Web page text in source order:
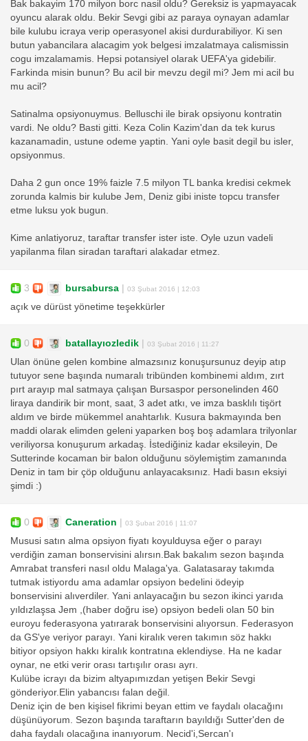
Bak bakayim 170 milyon borc nasil oldu? Gereksiz is yapmayacak
oyuncu alarak oldu. Bekir Sevgi gibi az paraya oynayan adamlar
bile kulubu icraya verip operasyonel akisi durdurabiliyor. Ki sen
butun yabancilara alacagim yok belgesi imzalatmaya calismissin
cogu imzalamamis. Hepsi potansiyel olarak UEFA'ya gidebilir.
Farkinda misin bunun? Bu acil bir mevzu degil mi? Jem mi acil bu
mu acil?
Satinalma opsiyonuymus. Belluschi ile birak opsiyonu kontratin
vardi. Ne oldu? Basti gitti. Keza Colin Kazim'dan da tek kurus
kazanamadin, ustune odeme yaptin. Yani oyle basit degil bu isler,
opsiyonmus.
Daha 2 gun once 19% faizle 7.5 milyon TL banka kredisi cekmek
zorunda kalmis bir kulube Jem, Deniz gibi iniste topcu transfer
etme luksu yok bugun.
Kime anlatiyoruz, taraftar transfer ister iste. Oyle uzun vadeli
yapilanma filan siradan taraftari alakadar etmez.
3 bursabursa 03 Şubat 2016 | 12:03
açık ve dürüst yönetime teşekkürler
0 batallayıozledik 03 Şubat 2016 | 11:27
Ulan önüne gelen kombine almazsınız konuşursunuz deyip atıp
tutuyor sene başında numaralı tribünden kombinemi aldım, zırt
pırt arayıp mal satmaya çalışan Bursaspor personelinden 460
liraya dandirik bir mont, saat, 3 adet atkı, ve imza basklılı tişört
aldım ve birde mükemmel anahtarlık. Kusura bakmayında ben
maddi olarak elimden geleni yaparken boş boş adamlara trilyonlar
veriliyorsa konuşurum arkadaş. İstediğiniz kadar eksileyin, De
Sutterinde kocaman bir balon olduğunu söylemiştim zamanında
Deniz in tam bir çöp olduğunu anlayacaksınız. Hadi basın eksiyi
şimdi :)
0 Caneration 03 Şubat 2016 | 11:07
Mususi satın alma opsiyon fiyatı koyulduysa eğer o parayı
verdiğin zaman bonservisini alırsın.Bak bakalım sezon başında
Amrabat transferi nasıl oldu Malaga'ya. Galatasaray takımda
tutmak istiyordu ama adamlar opsiyon bedelini ödeyip
bonservisini alıverdiler. Yani anlayacağın bu sezon ikinci yarıda
yıldızlaşsa Jem ,(haber doğru ise) opsiyon bedeli olan 50 bin
euroyu federasyona yatırarak bonservisini alıyorsun. Federasyon
da GS'ye veriyor parayı. Yani kiralık veren takımın söz hakkı
bitiyor opsiyon hakkı kiralık kontratına eklendiyse. Ha ne kadar
oynar, ne etki verir orası tartışılır orası ayrı.
Kulübe icrayı da bizim altyapımızdan yetişen Bekir Sevgi
gönderiyor.Elin yabancısı falan değil.
Deniz için de ben kişisel fikrimi beyan ettim ve faydalı olacağını
düşünüyorum. Sezon başında taraftarın bayıldığı Sutter'den de
daha faydalı olacağına inanıyorum. Necid'i,Sercan'ı